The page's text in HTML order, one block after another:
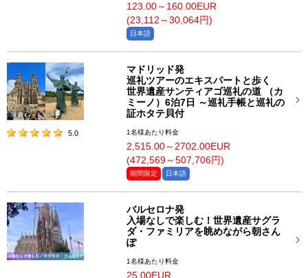
123.00～160.00EUR
(23,112～30,064円)
日本語
5.0
マドリッド発
巡礼ツアーのエキスパートと歩く
世界遺産サンティアゴ巡礼の道 （カ
ミーノ）6泊7日 ～巡礼手帳と巡礼の
証ホタテ貝付
1名様あたり料金
2,515.00～2702.00EUR
(472,569～507,706円)
期間限定 日本語
バルセロナ発
入場なしで楽しむ！世界遺産サグラ
ダ・ファミリアを眺めながら朝さん
ぽ
1名様あたり料金
25.00EUR